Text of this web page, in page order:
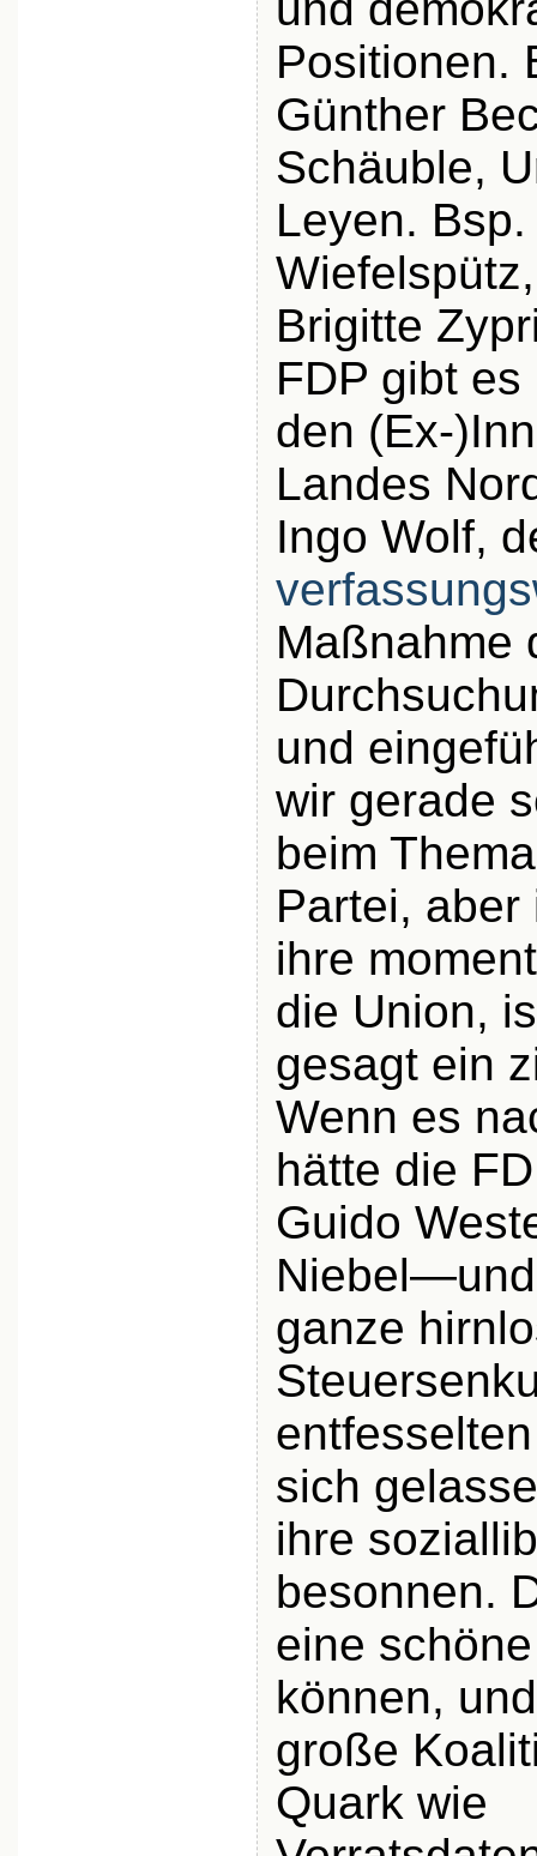
Positionen.
Günther
Schäuble,
Leyen.
Brigitte
FDP gibt
den (Ex-
Landes
Ingo Wolf,
Maßnahme
und
wir gerade
beim
Partei,
ihre
die Union,
gesagt ein
Wenn es
hätte die
Guido
ganze
sich
ihre
besonnen.
eine
können,
große
Quark wie